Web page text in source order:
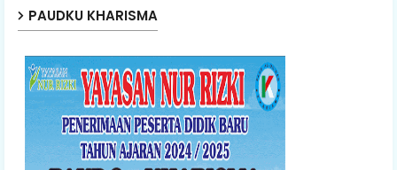
PAUDKU KHARISMA